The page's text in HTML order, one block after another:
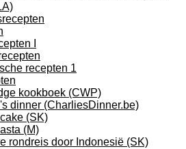
I
recepten 1
kookboek (CWP)
dinner (CharliesDinner.be)
(SK)
(M)
rondreis door Indonesië (SK)